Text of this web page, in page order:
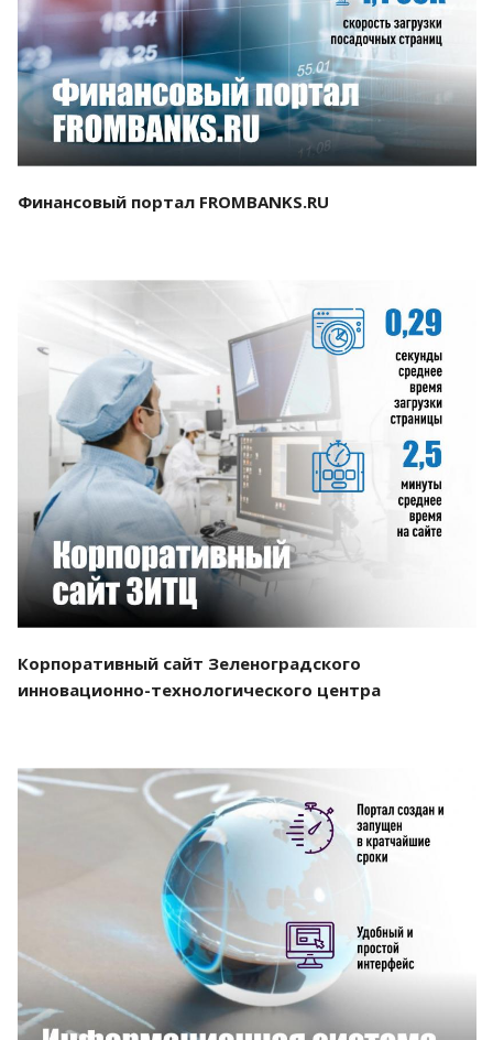
Смотреть проект
Финансовый портал FROMBANKS.RU
Смотреть проект
Корпоративный сайт Зеленоградского
инновационно-технологического центра
Смотреть проект